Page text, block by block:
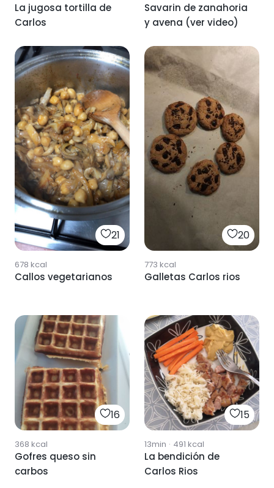
La jugosa tortilla de
Carlos
Savarin de zanahoria
y avena (ver video)
21
678 kcal
Callos vegetarianos
20
773 kcal
Galletas Carlos rios
16
368 kcal
Gofres queso sin
carbos
15
13min · 491 kcal
La bendición de
Carlos Rios